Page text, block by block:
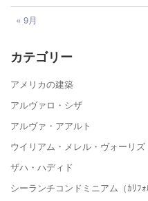
« 9月
カテゴリー
アメリカの建築
アルヴァロ・シザ
アルヴァ・アアルト
ウイリアム・メレル・ヴォーリズ
ザハ・ハディド
シーランチコンドミニアム（ｶﾘﾌ